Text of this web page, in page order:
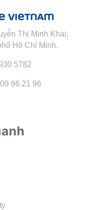
Thị Minh Khai,
Hồ Chí Minh.
5782
96 21 96